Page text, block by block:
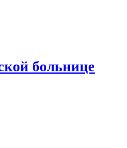
больнице